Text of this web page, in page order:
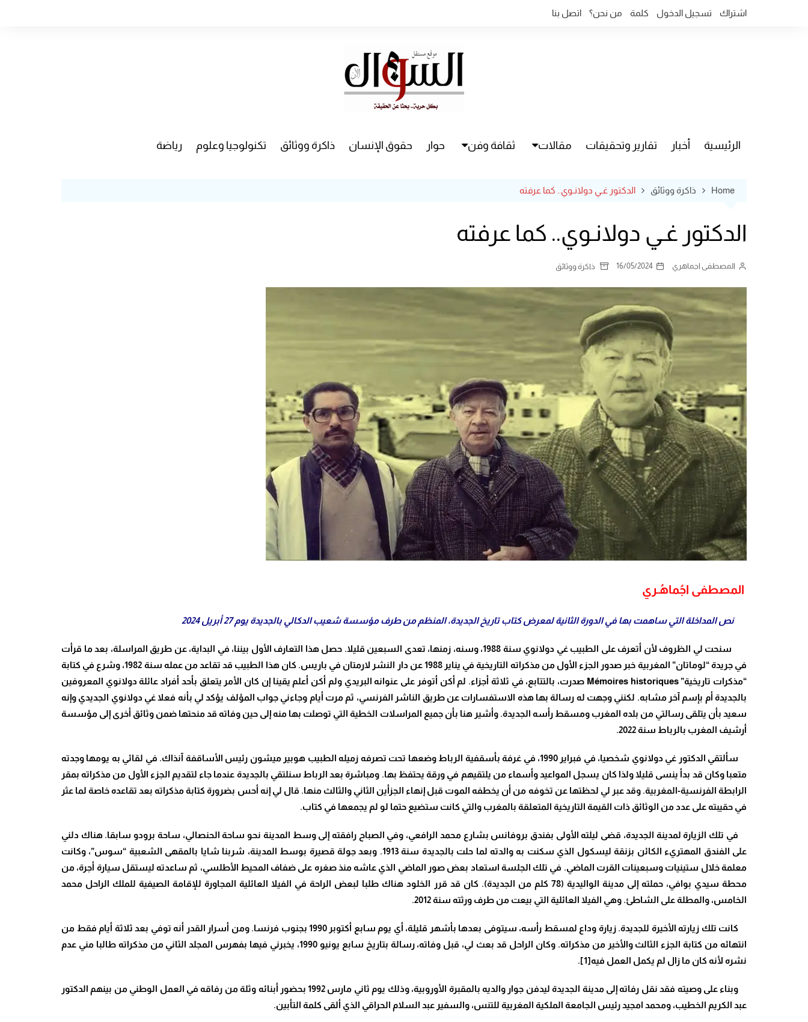
اشتراك تسجيل الدخول كلمة من نحن؟ اتصل بنا
الرئيسية أخبار تقارير وتحقيقات مقالات ثقافة وفن حوار حقوق الإنسان ذاكرة ووثائق تكنولوجيا وعلوم رياضة
Home ذاكرة ووثائق الدكتور غـي دولانـوي.. كما عرفته
الدكتور غـي دولانـوي.. كما عرفته
المصطفى اجماهري 16/05/2024 ذاكرة ووثائق
المصطفى اجُماهُـري
نص المداخلة التي ساهمت بها في الدورة الثانية لمعرض كتاب تاريخ الجديدة،المنظم من طرف مؤسسة شعيب الدكالي بالجديدة يوم 27 أبريل 2024
سنحت لي الظروف لأن أتعرف على الطبيب غي دولانوي سنة 1988، وسنه، زمنها، تعدى السبعين قليلا. حصل هذا التعارف الأول بيننا، في البداية، عن طريق المراسلة، بعد ما قرأت
في جريدة “لوماتان” المغربية خبر صدور الجزء الأول من مذكراته التاريخية في يناير 1988 عن دار النشر لارمتان في باريس. كان هذا الطبيب قد تقاعد من عمله سنة 1982، وشرع في كتابة
“مذكرات تاريخية” Mémoires historiques صدرت، بالتتابع، في ثلاثة أجزاء. لم أكن أتوفر على عنوانه البريدي ولم أكن أعلم يقينا إن كان الأمر يتعلق بأحد أفراد عائلة دولانوي المعروفين
بالجديدة أم بإسم آخر مشابه. لكنني وجهت له رسالة بها هذه الاستفسارات عن طريق الناشر الفرنسي، ثم مرت أيام وجاءني جواب المؤلف يؤكد لي بأنه فعلا غي دولانوي الجديدي وإنه
سعيد بأن يتلقى رسالتي من بلده المغرب ومسقط رأسه الجديدة. وأشير هنا بأن جميع المراسلات الخطية التي توصلت بها منه إلى حين وفاته قد منحتها ضمن وثائق أخرى إلى مؤسسة
أرشيف المغرب بالرباط سنة 2022.
سألتقي الدكتور غي دولانوي شخصيا، في فبراير 1990، في غرفة بأسقفية الرباط وضعها تحت تصرفه زميله الطبيب هوبير ميشون رئيس الأساقفة آنذاك. في لقائي به يومها وجدته
متعبا وكان قد بدأ ينسى قليلا ولذا كان يسجل المواعيد وأسماء من يلتقيهم في ورقة يحتفظ بها. ومباشرة بعد الرباط سنلتقي بالجديدة عندما جاء لتقديم الجزء الأول من مذكراته بمقر
الرابطة الفرنسية-المغربية. وقد عبر لي لحظتها عن تخوفه من أن يخطفه الموت قبل إنهاء الجزأين الثاني والثالث منها. قال لي إنه أحس بضرورة كتابة مذكراته بعد تقاعده خاصة لما عثر
في حقيبته على عدد من الوثائق ذات القيمة التاريخية المتعلقة بالمغرب والتي كانت ستضيع حتما لو لم يجمعها في كتاب.
في تلك الزيارة لمدينة الجديدة، قضى ليلته الأولى بفندق بروفانس بشارع محمد الرافعي، وفي الصباح رافقته إلى وسط المدينة نحو ساحة الحنصالي، ساحة برودو سابقا. هناك دلني
على الفندق المهتريء الكائن بزنقة ليسكول الذي سكنت به والدته لما حلت بالجديدة سنة 1913. وبعد جولة قصيرة بوسط المدينة، شربنا شايا بالمقهى الشعبية “سوس”، وكانت
معلمة خلال ستينيات وسبعينات القرت الماضي. في تلك الجلسة استعاد بعض صور الماضي الذي عاشه منذ صغره على ضفاف المحيط الأطلسي، ثم ساعدته ليستقل سيارة أجرة، من
محطة سيدي بوافي، حملته إلى مدينة الواليدية (78 كلم من الجديدة). كان قد قرر الخلود هناك طلبا لبعض الراحة في الفيلا العائلية المجاورة للإقامة الصيفية للملك الراحل محمد
الخامس، والمطلة على الشاطئ. وهي الفيلا العائلية التي بيعت من طرف ورثته سنة 2012.
كانت تلك زيارته الأخيرة للجديدة. زيارة وداع لمسقط رأسه، سيتوفى بعدها بأشهر قليلة، أي يوم سابع أكتوبر 1990 بجنوب فرنسا. ومن أسرار القدر أنه توفي بعد ثلاثة أيام فقط من
انتهائه من كتابة الجزء الثالث والأخير من مذكراته. وكان الراحل قد بعث لي، قبل وفاته، رسالة بتاريخ سابع يونيو 1990، يخبرني فيها بفهرس المجلد الثاني من مذكراته طالبا مني عدم
نشره لأنه كان ما زال لم يكمل العمل فيه[1].
وبناء على وصيته فقد نقل رفاته إلى مدينة الجديدة ليدفن جوار والديه بالمقبرة الأوروبية، وذلك يوم ثاني مارس 1992 بحضور أبنائه وثلة من رفاقه في العمل الوطني من بينهم الدكتور
عبد الكريم الخطيب، ومحمد امجيد رئيس الجامعة الملكية المغربية للتنس، والسفير عبد السلام الحراقي الذي ألقى كلمة التأبين.